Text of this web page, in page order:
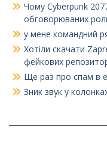
Чому Cyberpunk
обговорюваних
у мене командний
Хотіли скачати
фейкових
Ще раз про спам в
Зник звук у